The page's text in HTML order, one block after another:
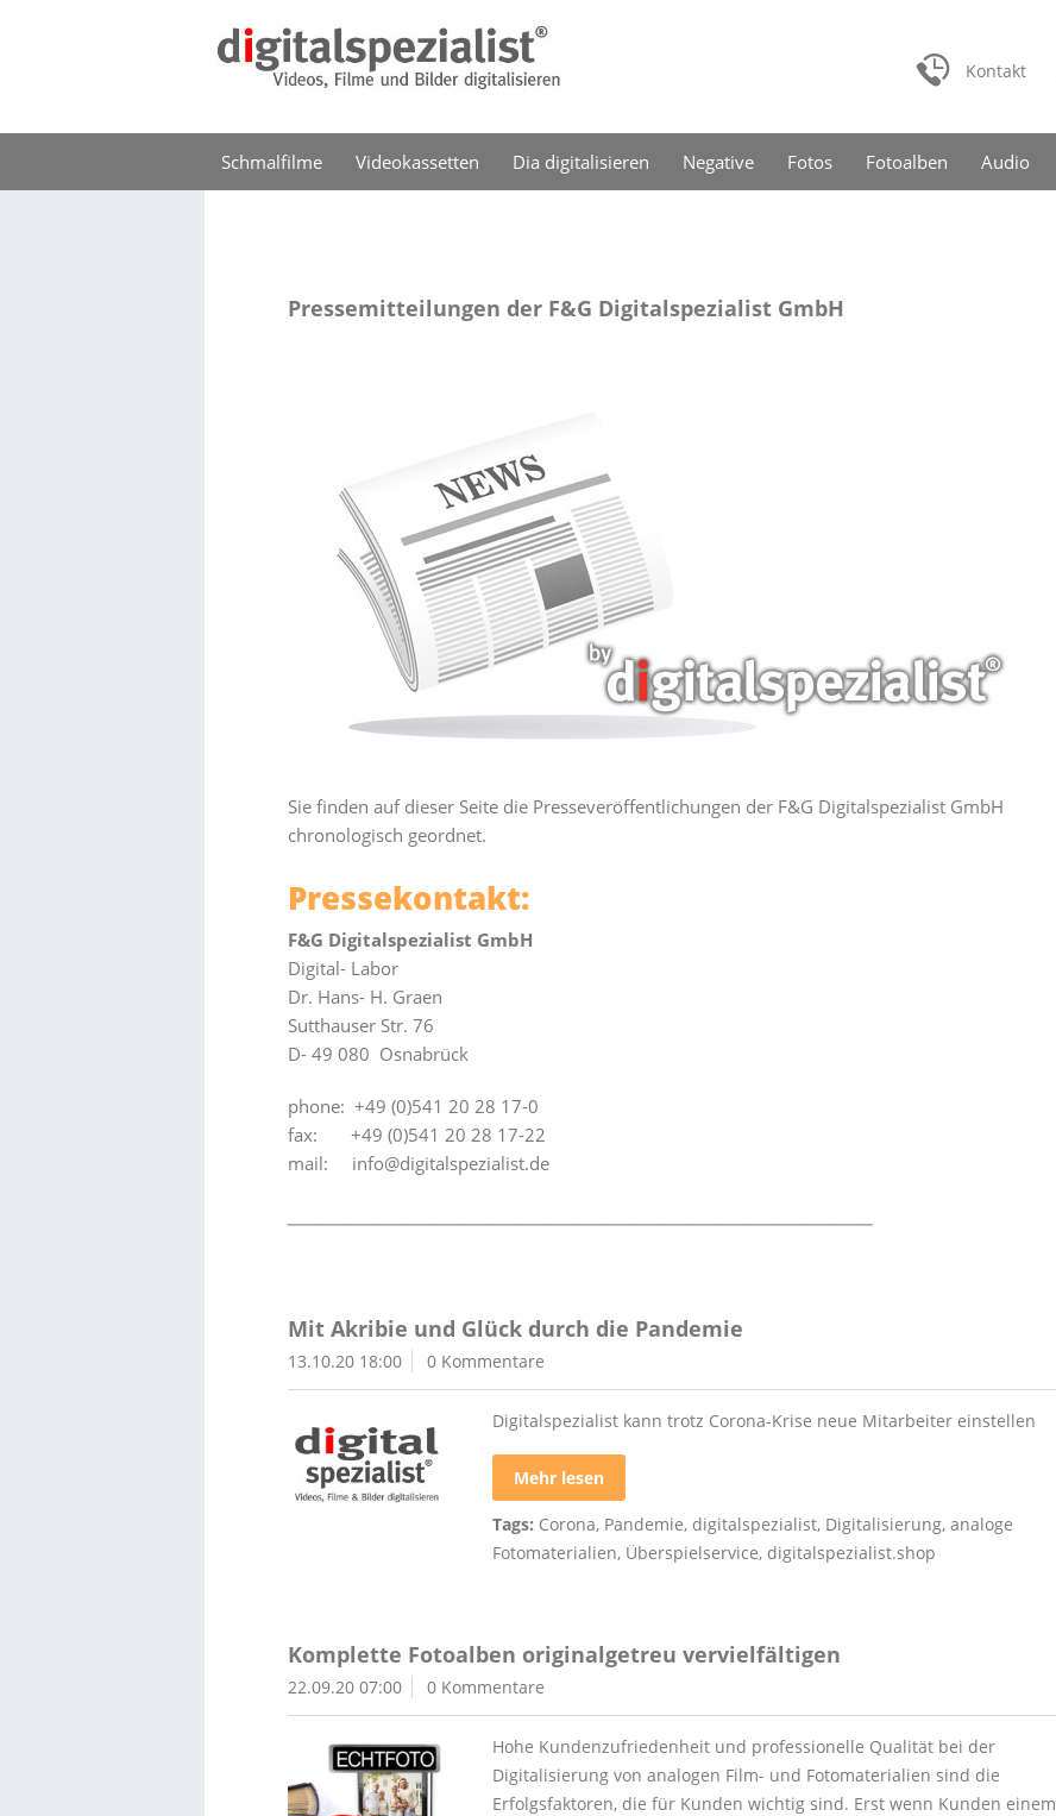
Kontakt
Schmalfilme Videokassetten Dia digitalisieren Negative Fotos Fotoalben Audio
Pressemitteilungen der F&G Digitalspezialist GmbH
Sie finden auf dieser Seite die Presseveröffentlichungen der F&G Digitalspezialist GmbH
chronologisch geordnet.
Pressekontakt:
F&G Digitalspezialist GmbH
Digital- Labor
Dr. Hans- H. Graen
Sutthauser Str. 76
D- 49 080 Osnabrück
phone: +49 (0)541 20 28 17-0
fax: +49 (0)541 20 28 17-22
mail: info@digitalspezialist.de
Mit Akribie und Glück durch die Pandemie
13.10.20 18:00 0 Kommentare
Digitalspezialist kann trotz Corona-Krise neue Mitarbeiter einstellen
Mehr lesen
Tags: Corona, Pandemie, digitalspezialist, Digitalisierung,analoge
Fotomaterialien, Überspielservice, digitalspezialist.shop
Komplette Fotoalben originalgetreu vervielfältigen
22.09.20 07:00 0 Kommentare
Hohe Kundenzufriedenheit und professionelle Qualität bei der
Digitalisierung von analogen Film- und Fotomaterialien sind die
Erfolgsfaktoren, die für Kunden wichtig sind. Erst wenn Kunden einem